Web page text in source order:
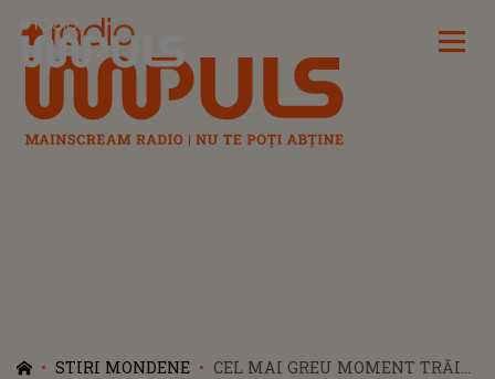
Radio Impuls
STIRI MONDENE
CEL MAI GREU MOMENT TRĂIT